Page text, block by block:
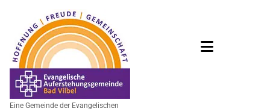
Eine Gemeinde der Evangelischen